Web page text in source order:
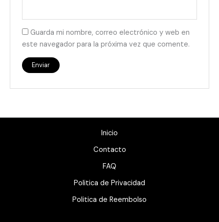
Guarda mi nombre, correo electrónico y web en
este navegador para la próxima vez que comente.
Inicio
Contacto
FAQ
Politica de Privacidad
Politica de Reembolso